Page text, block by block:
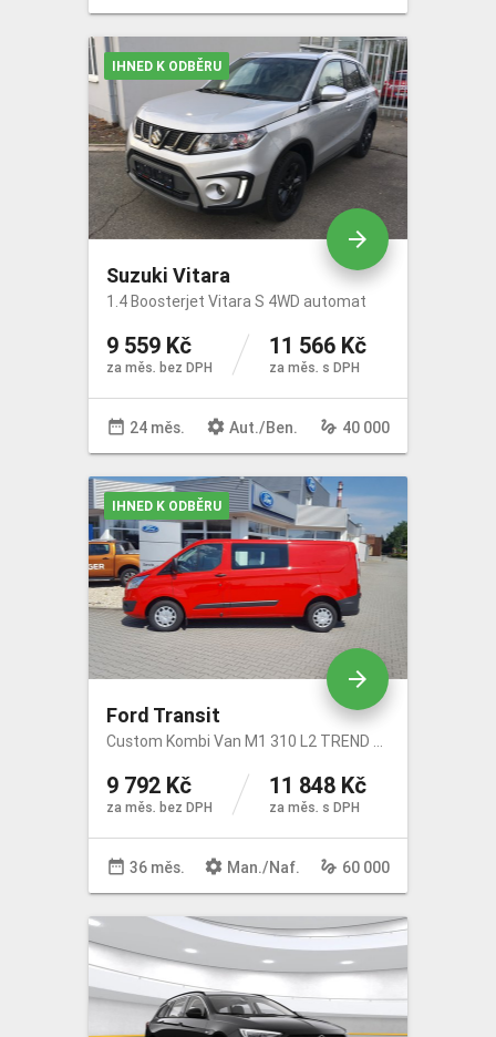
Suzuki Vitara
1.4 Boosterjet Vitara S 4WD automat
9 559 Kč
za měs. bez DPH
11 566 Kč
za měs. s DPH
date_range 24 měs. settings Aut./Ben. gesture 40 000
arrow_forward
IHNED K ODBĚRU
Ford Transit
Custom Kombi Van M1 310 L2 TREND 2.0 EcoBlue 96kW/130k/385Nm
9 792 Kč
za měs. bez DPH
11 848 Kč
za měs. s DPH
date_range 36 měs. settings Man./Naf. gesture 60 000
arrow_forward
IHNED K ODBĚRU